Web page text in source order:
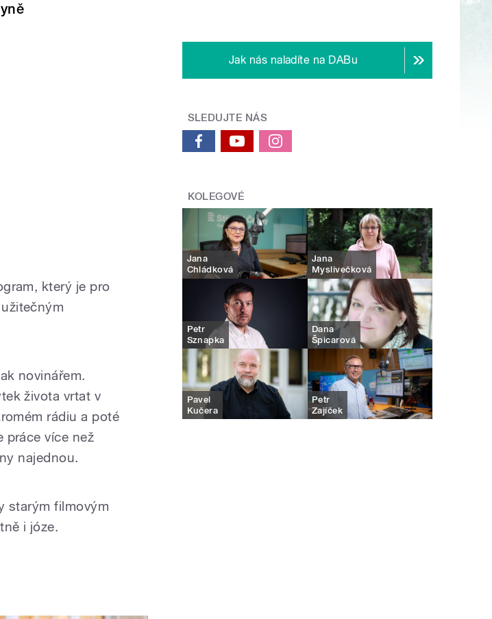
který je pro
novinářem.
života vrtat v
rádiu a poté
práce více než
najednou.
starým filmovým
i józe.
Jak nás naladíte na DABu
SLEDUJTE NÁS
KOLEGOVÉ
Jana
Chládková
Jana
Myslivečková
Petr
Sznapka
Dana
Špicarová
Pavel
Kučera
Petr
Zajíček